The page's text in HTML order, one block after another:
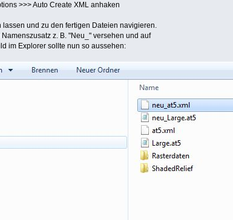
>>> Auto Create XML anhaken
lassen und zu den fertigen Dateien navigieren.
z. B. "Neu_" versehen und auf
im Explorer sollte nun so aussehen: